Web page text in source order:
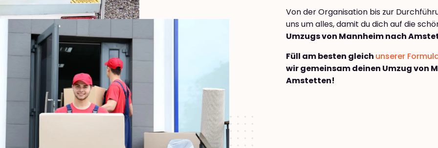
Von der Organisation bis zur
uns um alles, damit du dich auf die
Umzugs von Mannheim nach
Füll am besten gleich unserer
wir gemeinsam deinen Umzug von
Amstetten!